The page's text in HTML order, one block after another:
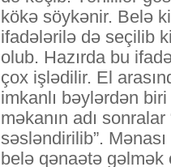
kökə söykənir. Belə
ifadələrilə də seçilib
olub. Hazırda bu
çox işlədilir. El
imkanlı bəylərdən
məkanın adı
səsləndirilib”.
belə qənaətə gəlmək